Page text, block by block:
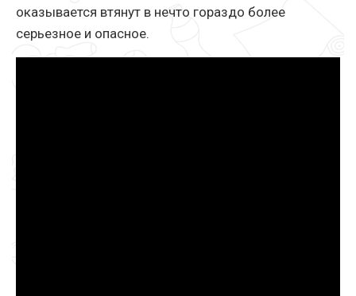
оказывается втянут в нечто гораздо более
серьезное и опасное.